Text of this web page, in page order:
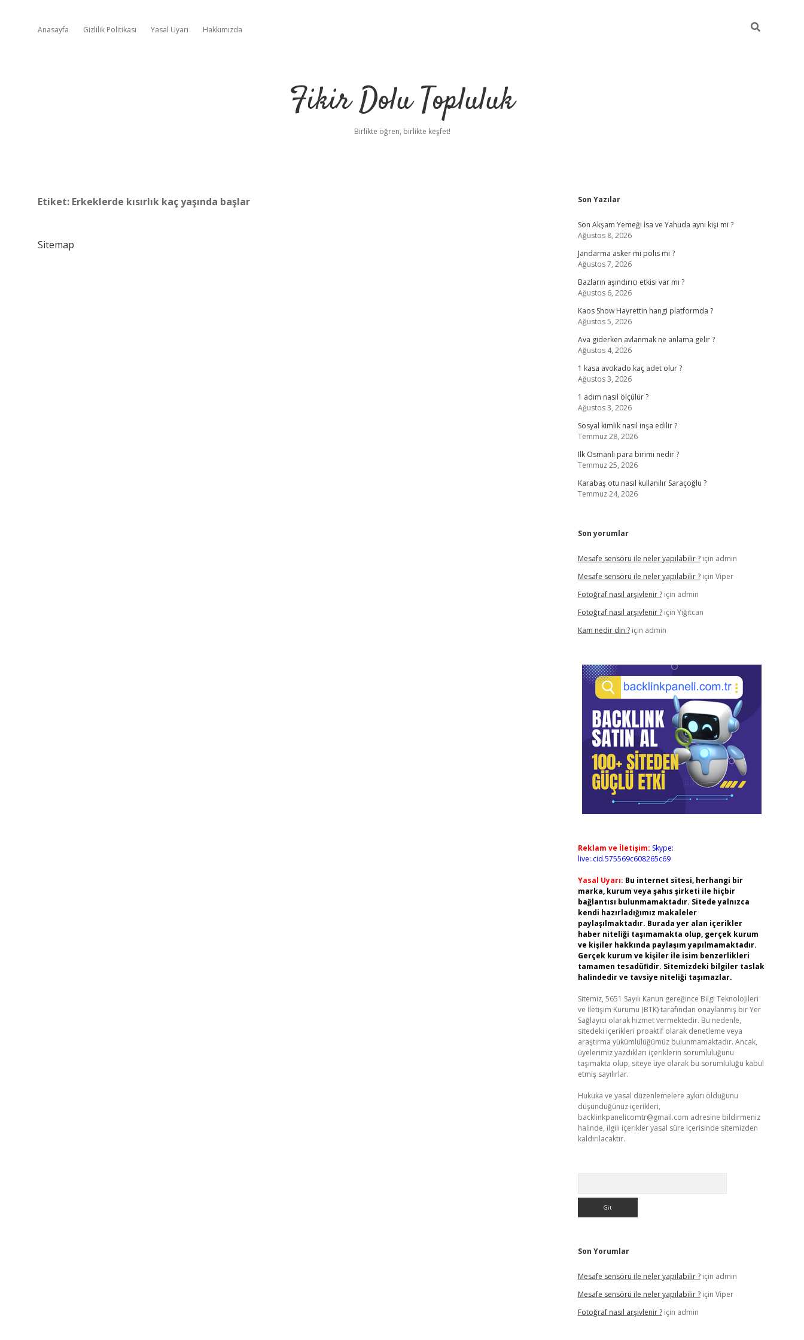
Anasayfa Gizlilik Politikası Yasal Uyarı Hakkımızda
Fikir Dolu Topluluk
Birlikte öğren, birlikte keşfet!
Etiket: Erkeklerde kısırlık kaç yaşında başlar
Sitemap
Sidebar
Son Yazılar
Son Akşam Yemeği İsa ve Yahuda aynı kişi mi ?
Ağustos 8, 2026
Jandarma asker mi polis mi ?
Ağustos 7, 2026
Bazların aşındırıcı etkisi var mı ?
Ağustos 6, 2026
Kaos Show Hayrettin hangi platformda ?
Ağustos 5, 2026
Ava giderken avlanmak ne anlama gelir ?
Ağustos 4, 2026
1 kasa avokado kaç adet olur ?
Ağustos 3, 2026
1 adım nasıl ölçülür ?
Ağustos 3, 2026
Sosyal kimlik nasıl inşa edilir ?
Temmuz 28, 2026
Ilk Osmanlı para birimi nedir ?
Temmuz 25, 2026
Karabaş otu nasıl kullanılır Saraçoğlu ?
Temmuz 24, 2026
Son yorumlar
Mesafe sensörü ile neler yapılabilir ?için admin
Mesafe sensörü ile neler yapılabilir ?için Viper
Fotoğraf nasıl arşivlenir ?için admin
Fotoğraf nasıl arşivlenir ?için Yiğitcan
Kam nedir din ?için admin
Reklam ve İletişim: Skype:
live:.cid.575569c608265c69
Yasal Uyarı: Bu internet sitesi, herhangi bir
marka, kurum veya şahıs şirketi ile hiçbir
bağlantısı bulunmamaktadır. Sitede yalnızca
kendi hazırladığımız makaleler
paylaşılmaktadır. Burada yer alan içerikler
haber niteliği taşımamakta olup, gerçek kurum
ve kişiler hakkında paylaşım yapılmamaktadır.
Gerçek kurum ve kişiler ile isim benzerlikleri
tamamen tesadüfidir. Sitemizdeki bilgiler taslak
halindedir ve tavsiye niteliği taşımazlar.
Sitemiz, 5651 Sayılı Kanun gereğince Bilgi Teknolojileri
ve İletişim Kurumu (BTK) tarafından onaylanmış bir Yer
Sağlayıcı olarak hizmet vermektedir. Bu nedenle,
sitedeki içerikleri proaktif olarak denetleme veya
araştırma yükümlülüğümüz bulunmamaktadır. Ancak,
üyelerimiz yazdıkları içeriklerin sorumluluğunu
taşımakta olup, siteye üye olarak bu sorumluluğu kabul
etmiş sayılırlar.
Hukuka ve yasal düzenlemelere aykırı olduğunu
düşündüğünüz içerikleri,
backlinkpanelicomtr@gmail.com adresine bildirmeniz
halinde, ilgili içerikler yasal süre içerisinde sitemizden
kaldırılacaktır.
Son Yorumlar
Mesafe sensörü ile neler yapılabilir ?için admin
Mesafe sensörü ile neler yapılabilir ?için Viper
Fotoğraf nasıl arşivlenir ?için admin